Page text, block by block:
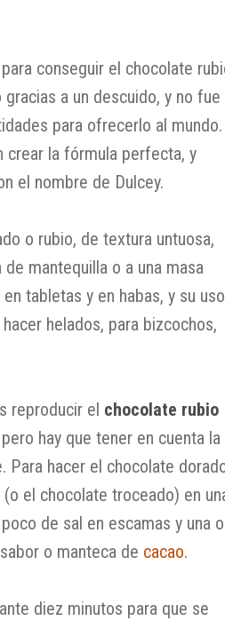
conseguir el chocolate
a un descuido, y no fue
para ofrecerlo al mundo.
crear la fórmula perfecta, y
el nombre de Dulcey.
o rubio, de textura untuosa,
mantequilla o a una masa
tabletas y en habas, y su uso
helados, para bizcochos,
reproducir el chocolate rubio
hay que tener en cuenta la
Para hacer el chocolate
el chocolate troceado) en
de sal en escamas y una o
o manteca de cacao.
diez minutos para que se